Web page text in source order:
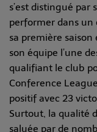
s’est distingué par
performer dans un
sa première
son équipe l’une
qualifiant le club
Conference
positif avec 23
Surtout, la qualité
saluée par de